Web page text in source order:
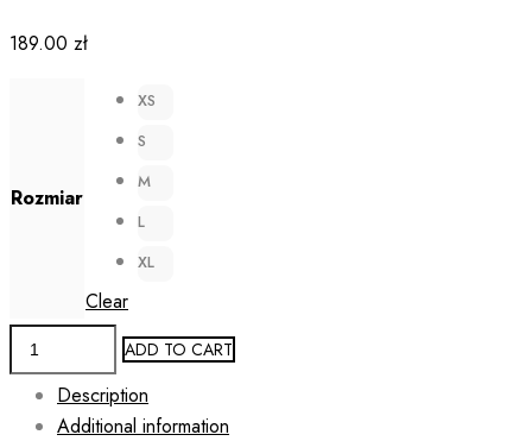
189.00 zł
Rozmiar
XS
S
M
L
XL
Clear
Eco-
friendly
Legginsy
damskie
ADD TO CART
Description
Additional information